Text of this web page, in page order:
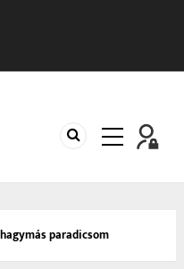
nyolc versszaka
látszik
paradicsom